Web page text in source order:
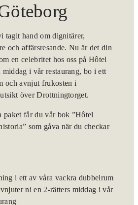
tagit hand om dignitärer,
och affärsresande. Nu är det din
en celebritet hos oss på Hôtel
i vår restaurang, bo i ett
och avnjut frukosten i
över Drottningtorget.
paket får du vår bok ”Hôtel
som gåva när du checkar
i ett av våra vackra dubbelrum
ni en 2-rätters middag i vår